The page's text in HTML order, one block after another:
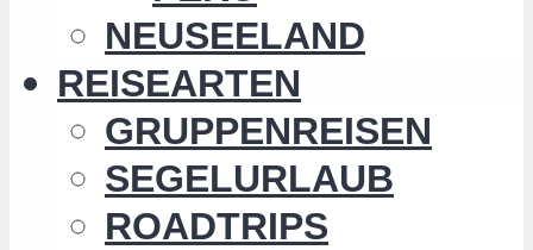
NEUSEELAND
REISEARTEN
GRUPPENREISEN
SEGELURLAUB
ROADTRIPS